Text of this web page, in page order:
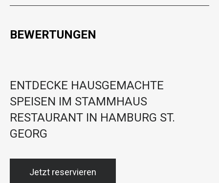
BEWERTUNGEN
ENTDECKE HAUSGEMACHTE
SPEISEN IM STAMMHAUS
RESTAURANT IN HAMBURG ST.
GEORG
Jetzt reservieren